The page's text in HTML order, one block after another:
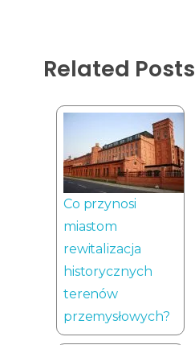
Related Posts
Co przynosi
miastom
rewitalizacja
historycznych
terenów
przemysłowych?